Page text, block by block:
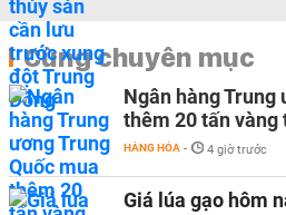
Cùng chuyên mục
Ngân hàng Trung
thêm 20 tấn vàng
HÀNG HÓA - 4 giờ trước
Giá lúa gạo hôm